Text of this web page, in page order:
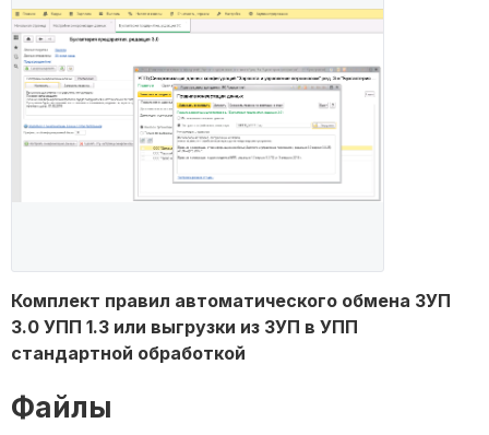
Комплект правил автоматического обмена ЗУП
3.0 УПП 1.3 или выгрузки из ЗУП в УПП
стандартной обработкой
Файлы